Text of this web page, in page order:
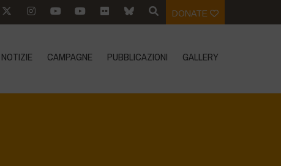
DONATE
NOTIZIE CAMPAGNE PUBBLICAZIONI GALLERY